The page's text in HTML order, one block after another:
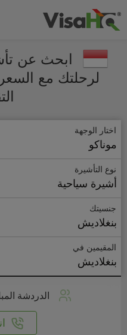
ابحث عن
لرحلتك مع
اختار الوجهة
موناكو
نوع التأشيرة
أشيرة سياحية
جنسيتك
بنغلاديش
المقيمين في
بنغلاديش
الدردشة